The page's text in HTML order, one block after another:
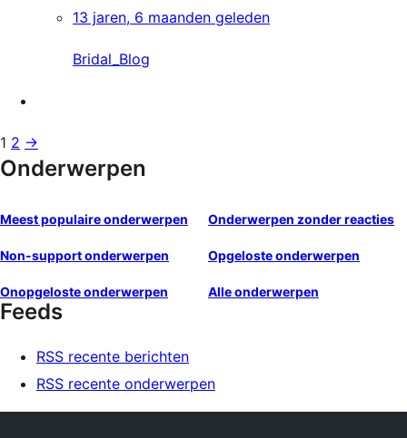
13 jaren, 6 maanden geleden
Bridal_Blog
1 2 →
Onderwerpen
Meest populaire onderwerpen Onderwerpen zonder reacties
Non-support onderwerpen Opgeloste onderwerpen
Onopgeloste onderwerpen Alle onderwerpen
Feeds
RSS recente berichten
RSS recente onderwerpen